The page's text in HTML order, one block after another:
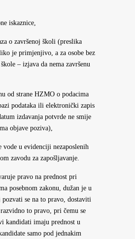
iskaznice,
o završenoj školi (preslika
je primjenjivo, a za osobe bez
– izjava da nema završenu
od strane HZMO o podacima
podataka ili elektronički zapis
izdavanja potvrde ne smije
objave poziva),
vode u evidenciji nezaposlenih
zavodu za zapošljavanje.
pravo na prednost pri
posebnom zakonu, dužan je u
se na to pravo, dostaviti
to pravo, pri čemu se
kandidati imaju prednost u
samo pod jednakim